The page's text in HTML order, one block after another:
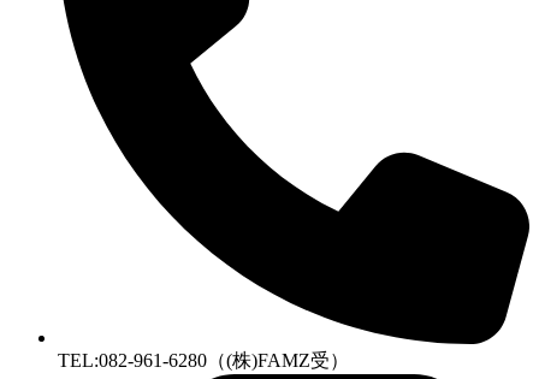
TEL:082-961-6280（(株)FAMZ受）